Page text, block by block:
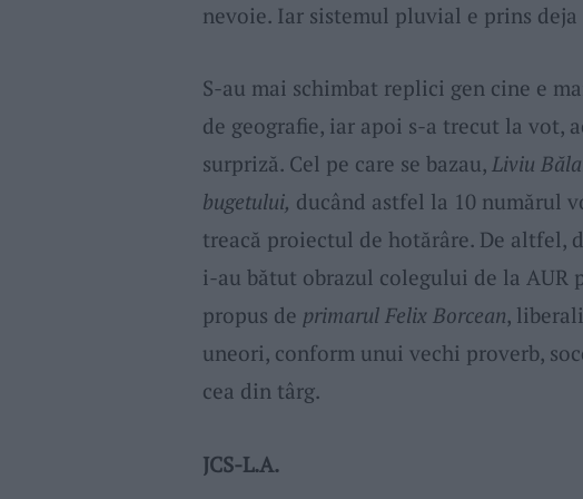
nevoie. Iar sistemul pluvial e prins
S-au mai schimbat replici gen cine e
de geografie, iar apoi s-a trecut la vot,
surpriză. Cel pe care se bazau, Liviu
bugetului, ducând astfel la 10 numărul
treacă proiectul de hotărâre. De altfel,
i-au bătut obrazul colegului de la AUR
propus de primarul Felix Borcean,
uneori, conform unui vechi proverb,
cea din târg.
JCS-L.A.